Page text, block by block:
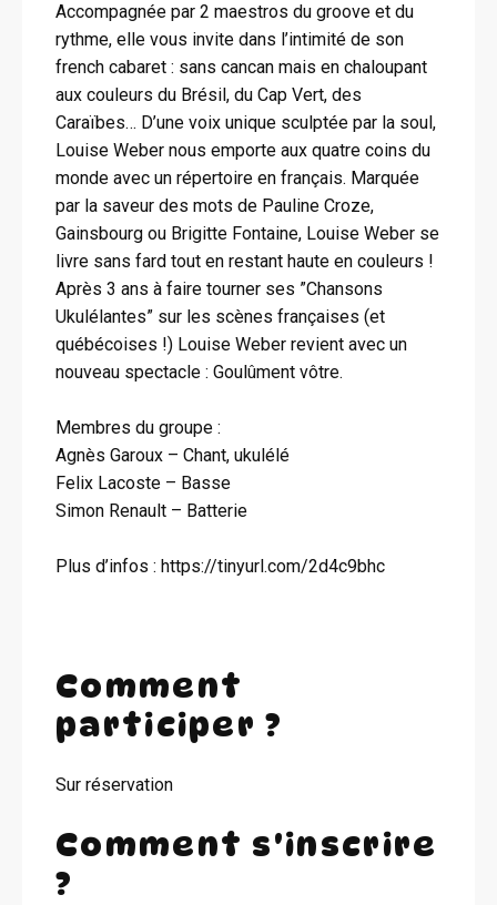
Accompagnée par 2 maestros du groove et du
rythme, elle vous invite dans l’intimité de son
french cabaret : sans cancan mais en chaloupant
aux couleurs du Brésil, du Cap Vert, des
Caraïbes… D’une voix unique sculptée par la soul,
Louise Weber nous emporte aux quatre coins du
monde avec un répertoire en français. Marquée
par la saveur des mots de Pauline Croze,
Gainsbourg ou Brigitte Fontaine, Louise Weber se
livre sans fard tout en restant haute en couleurs !
Après 3 ans à faire tourner ses ”Chansons
Ukulélantes” sur les scènes françaises (et
québécoises !) Louise Weber revient avec un
nouveau spectacle : Goulûment vôtre.
Membres du groupe :
Agnès Garoux – Chant, ukulélé
Felix Lacoste – Basse
Simon Renault – Batterie
Plus d’infos : https://tinyurl.com/2d4c9bhc
Comment
participer ?
Sur réservation
Comment s'inscrire
?